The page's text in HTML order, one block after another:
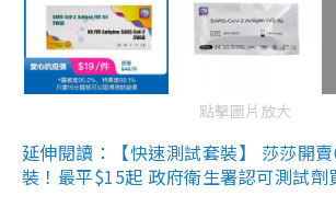
點擊圖片放大
延伸閱讀：【快速測試套裝】 莎莎開
裝！最平$15起 政府衛生署認可測試劑